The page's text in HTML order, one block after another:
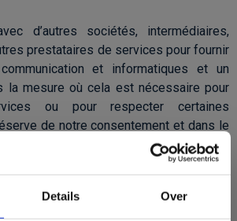
Details Over
d’autres sociétés, intermédiaires,
prestataires de services pour fournir
et informatiques et un
la mesure où cela est nécessaire pour
ou pour respecter certaines
de notre consentement et dans le
nécessaires pour respecter la
vos données personnelles, ces
informations.